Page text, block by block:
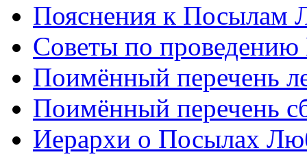
Пояснения к Посылам
Советы по
Поимённый перечень
Поимённый перечень
Иерархи о Посылах